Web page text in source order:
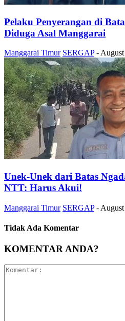
Pelaku Penyerangan di
Diduga Asal Manggarai
Manggarai Timur SERGAP -
Unek-Unek dari Batas
NTT: Harus Akui!
Manggarai Timur SERGAP -
Tidak Ada Komentar
KOMENTAR ANDA?